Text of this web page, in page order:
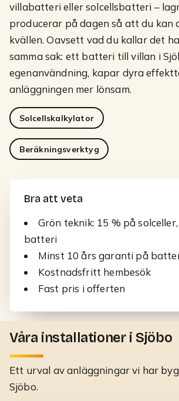
villabatteri eller solcellsbatteri –
producerar på dagen så att du kan
kvällen. Oavsett vad du kallar det
samma sak: ett batteri till villan i
egenanvändning, kapar dyra
anläggningen mer lönsam.
Solcellskalkylator
Beräkningsverktyg
Bra att veta
Grön teknik: 15 % på
batteri
Minst 10 års garanti på
Kostnadsfritt hembesök
Fast pris i offerten
Våra installationer i Sjöbo
Ett urval av anläggningar vi har
Sjöbo.